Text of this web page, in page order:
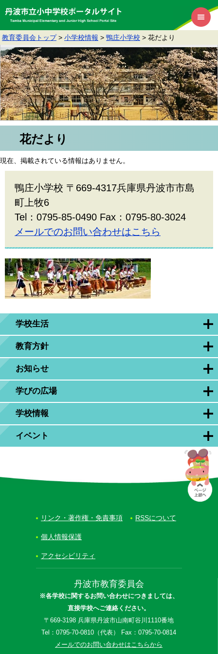
教育委員会トップ > 小学校情報 > 鴨庄小学校 > 花だより
学校生活
教育方針
お知らせ
学びの広場
学校情報
イベント
花だより
現在、掲載されている情報はありません。
鴨庄小学校 〒669-4317兵庫県丹波市市島
町上牧6
Tel：0795-85-0490 Fax：0795-80-3024
メールでのお問い合わせはこちら
丹波市教育委員会
※各学校に関するお問い合わせにつきましては、
直接学校へご連絡ください。
〒669-3198 兵庫県丹波市山南町谷川1110番地
Tel：0795-70-0810（代表） Fax：0795-70-0814
メールでのお問い合わせはこちらから
リンク・著作権・免責事項 RSSについて
個人情報保護
アクセシビリティ